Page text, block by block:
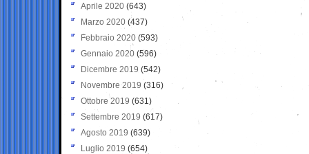
Aprile 2020 (643)
Marzo 2020 (437)
Febbraio 2020 (593)
Gennaio 2020 (596)
Dicembre 2019 (542)
Novembre 2019 (316)
Ottobre 2019 (631)
Settembre 2019 (617)
Agosto 2019 (639)
Luglio 2019 (654)